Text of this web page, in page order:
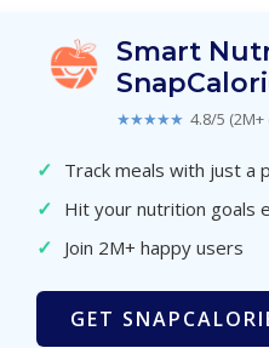
Smart
★★★★★ 4.8/5
✓ Track meals with just a
✓ Hit your nutrition goals
✓ Join 2M+ happy users
GET